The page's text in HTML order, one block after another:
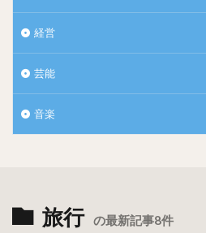
経営
芸能
音楽
旅行 の最新記事8件